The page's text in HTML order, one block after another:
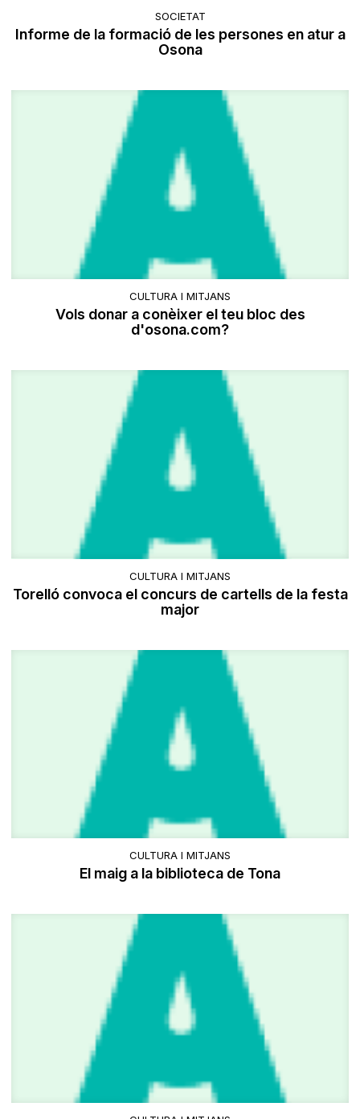
SOCIETAT
Informe de la formació de les persones en atur a
Osona
CULTURA I MITJANS
Vols donar a conèixer el teu bloc des
d'osona.com?
CULTURA I MITJANS
Torelló convoca el concurs de cartells de la festa
major
CULTURA I MITJANS
El maig a la biblioteca de Tona